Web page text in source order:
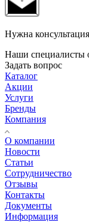
Нужна
Наши специалисты
Задать вопрос
Каталог
Акции
Услуги
Бренды
Компания
О компании
Новости
Статьи
Сотрудничество
Отзывы
Контакты
Документы
Информация